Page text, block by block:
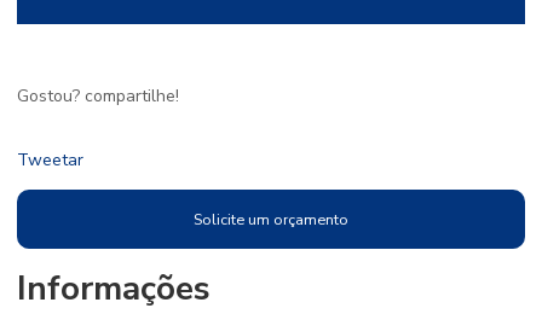
Gostou? compartilhe!
Tweetar
Solicite um orçamento
Informações